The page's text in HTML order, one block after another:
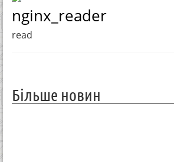
nginx_reader
read
Більше новин